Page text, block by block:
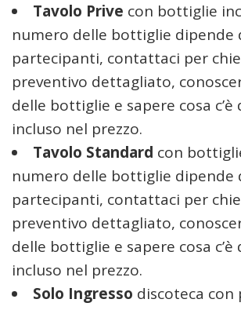
Tavolo Prive con bottiglie
numero delle bottiglie dipende
partecipanti, contattaci per
preventivo dettagliato,
delle bottiglie e sapere cosa c’è
incluso nel prezzo.
Tavolo Standard con
numero delle bottiglie dipende
partecipanti, contattaci per
preventivo dettagliato,
delle bottiglie e sapere cosa c’è
incluso nel prezzo.
Solo Ingresso discoteca con